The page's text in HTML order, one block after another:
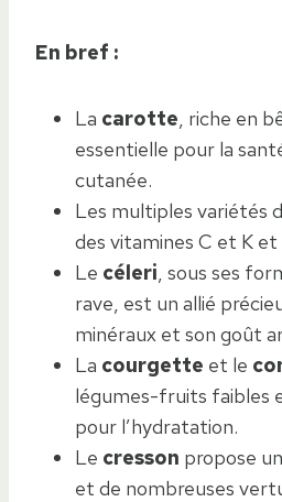
En bref :
La carotte, riche en
essentielle pour la
cutanée.
Les multiples variétés
des vitamines C et K
Le céleri, sous ses
rave, est un allié
minéraux et son goût
La courgette et le
légumes-fruits faibles
pour l’hydratation.
Le cresson propose
et de nombreuses